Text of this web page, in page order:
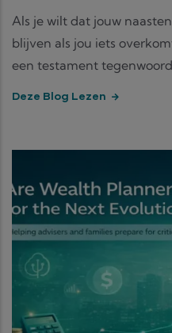
Als je wilt dat jouw
blijven als jou iets
een testament
Deze Blog Lezen